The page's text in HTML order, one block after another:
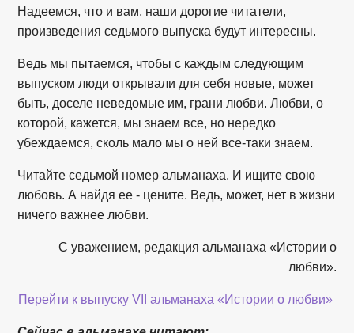
Надеемся, что и вам, наши дорогие читатели,
произведения седьмого выпуска будут интересны.
Ведь мы пытаемся, чтобы с каждым следующим
выпуском люди открывали для себя новые, может
быть, доселе неведомые им, грани любви. Любви, о
которой, кажется, мы знаем все, но нередко
убеждаемся, сколь мало мы о ней все-таки знаем.
Читайте седьмой номер альманаха. И ищите свою
любовь. А найдя ее - цените. Ведь, может, нет в жизни
ничего важнее любви.
С уважением, редакция альманаха «Истории о
любви».
Перейти к выпуску VII альманаха «Истории о любви»